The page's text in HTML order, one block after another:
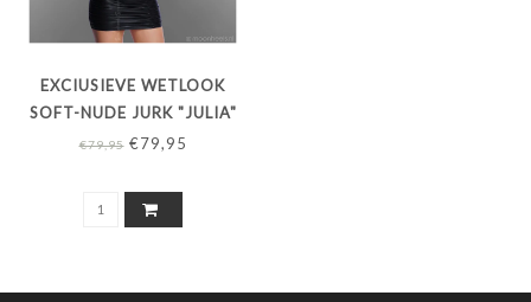
EXCIUSIEVE WETLOOK
SOFT-NUDE JURK "JULIA"
€79,95€79,95